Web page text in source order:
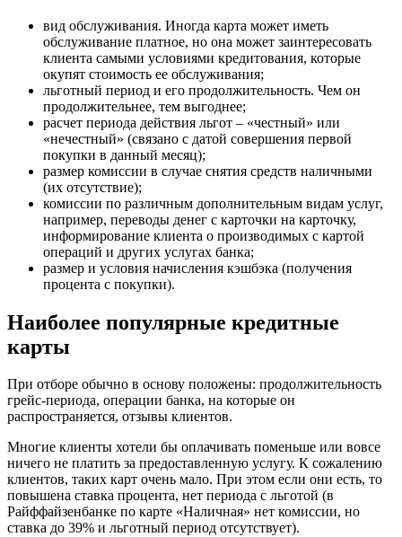
вид обслуживания. Иногда карта может иметь
обслуживание платное, но она может заинтересовать
клиента самыми условиями кредитования, которые
окупят стоимость ее обслуживания;
льготный период и его продолжительность. Чем он
продолжительнее, тем выгоднее;
расчет периода действия льгот – «честный» или
«нечестный» (связано с датой совершения первой
покупки в данный месяц);
размер комиссии в случае снятия средств наличными
(их отсутствие);
комиссии по различным дополнительным видам услуг,
например, переводы денег с карточки на карточку,
информирование клиента о производимых с картой
операций и других услугах банка;
размер и условия начисления кэшбэка (получения
процента с покупки).
Наиболее популярные кредитные
карты
При отборе обычно в основу положены: продолжительность
грейс-периода, операции банка, на которые он
распространяется, отзывы клиентов.
Многие клиенты хотели бы оплачивать поменьше или вовсе
ничего не платить за предоставленную услугу. К сожалению
клиентов, таких карт очень мало. При этом если они есть, то
повышена ставка процента, нет периода с льготой (в
Райффайзенбанке по карте «Наличная» нет комиссии, но
ставка до 39% и льготный период отсутствует).